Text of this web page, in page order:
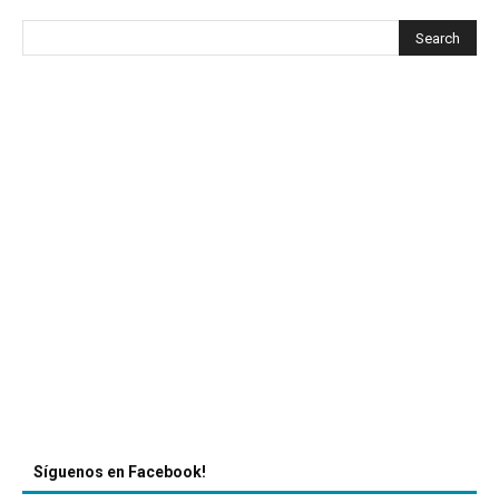
Síguenos en Facebook!